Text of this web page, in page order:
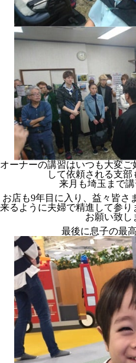
オーナーの講習はいつも大変
して依頼される支部
来月も埼玉まで
お店も9年目に入り、益々皆さ
来るように夫婦で精進して参り
お願い致し
最後に息子の最